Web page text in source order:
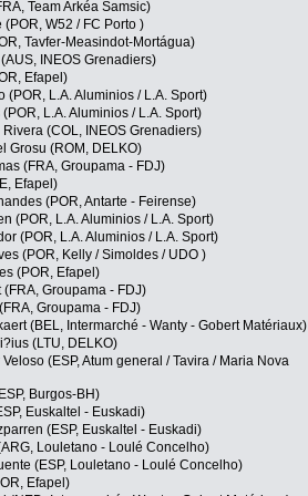
Team Arkéa Samsic)
(POR, W52 / FC Porto )
Tavfer-Measindot-Mortágua)
INEOS Grenadiers)
Efapel)
(POR, L.A. Aluminios / L.A. Sport)
L.A. Aluminios / L.A. Sport)
Rivera (COL, INEOS Grenadiers)
Grosu (ROM, DELKO)
(FRA, Groupama - FDJ)
Efapel)
(POR, Antarte - Feirense)
(POR, L.A. Aluminios / L.A. Sport)
(POR, L.A. Aluminios / L.A. Sport)
(POR, Kelly / Simoldes / UDO )
(POR, Efapel)
Groupama - FDJ)
Groupama - FDJ)
(BEL, Intermarché - Wanty - Gobert Matériaux)
(LTU, DELKO)
(ESP, Atum general / Tavira / Maria Nova
Burgos-BH)
Euskaltel - Euskadi)
(ESP, Euskaltel - Euskadi)
Louletano - Loulé Concelho)
(ESP, Louletano - Loulé Concelho)
Efapel)